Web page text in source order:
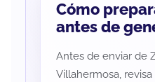
Cómo
antes de
Antes de enviar de
Villahermosa,